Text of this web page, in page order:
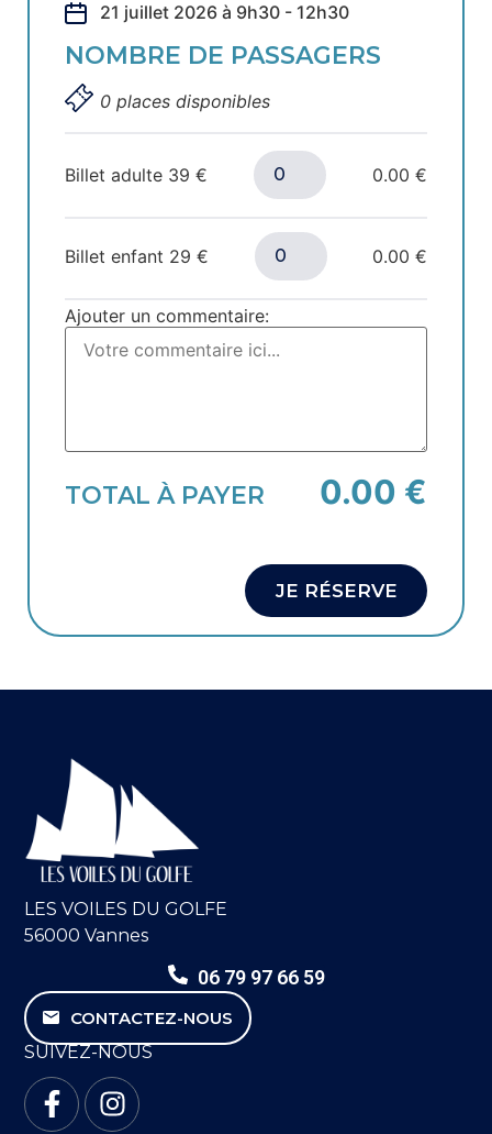
21 juillet 2026 à 9h30 - 12h30
NOMBRE DE PASSAGERS
0 places disponibles
Billet adulte 39 € 0.00 €
Billet enfant 29 € 0.00 €
Ajouter un commentaire:
TOTAL À PAYER 0.00 €
JE RÉSERVE
LES VOILES DU GOLFE
56000 Vannes
06 79 97 66 59
CONTACTEZ-NOUS
SUIVEZ-NOUS